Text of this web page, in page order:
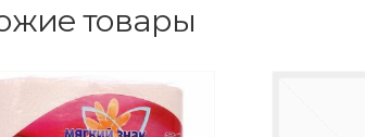
товары